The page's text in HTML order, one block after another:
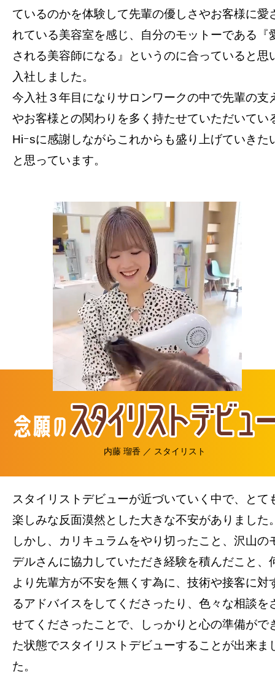
ているのかを体験して先輩の優しさやお客様に愛
れている美容室を感じ、自分のモットーである『
される美容師になる』というのに合っていると思
入社しました。
今入社３年目になりサロンワークの中で先輩の支
やお客様との関わりを多く持たせていただいてい
Hiｰsに感謝しながらこれからも盛り上げていきた
と思っています。
内藤 瑠香 ／ スタイリスト
スタイリストデビューが近づいていく中で、とて
楽しみな反面漠然とした大きな不安がありました
しかし、カリキュラムをやり切ったこと、沢山の
デルさんに協力していただき経験を積んだこと、
より先輩方が不安を無くす為に、技術や接客に対
るアドバイスをしてくださったり、色々な相談を
せてくださったことで、しっかりと心の準備がで
た状態でスタイリストデビューすることが出来ま
た。